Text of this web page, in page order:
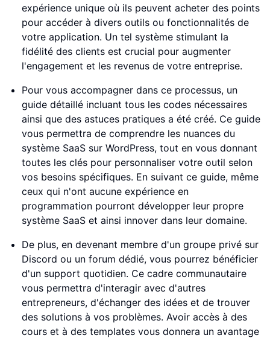
expérience unique où ils peuvent acheter des points
pour accéder à divers outils ou fonctionnalités de
votre application. Un tel système stimulant la
fidélité des clients est crucial pour augmenter
l'engagement et les revenus de votre entreprise.
Pour vous accompagner dans ce processus, un
guide détaillé incluant tous les codes nécessaires
ainsi que des astuces pratiques a été créé. Ce guide
vous permettra de comprendre les nuances du
système SaaS sur WordPress, tout en vous donnant
toutes les clés pour personnaliser votre outil selon
vos besoins spécifiques. En suivant ce guide, même
ceux qui n'ont aucune expérience en
programmation pourront développer leur propre
système SaaS et ainsi innover dans leur domaine.
De plus, en devenant membre d'un groupe privé sur
Discord ou un forum dédié, vous pourrez bénéficier
d'un support quotidien. Ce cadre communautaire
vous permettra d'interagir avec d'autres
entrepreneurs, d'échanger des idées et de trouver
des solutions à vos problèmes. Avoir accès à des
cours et à des templates vous donnera un avantage